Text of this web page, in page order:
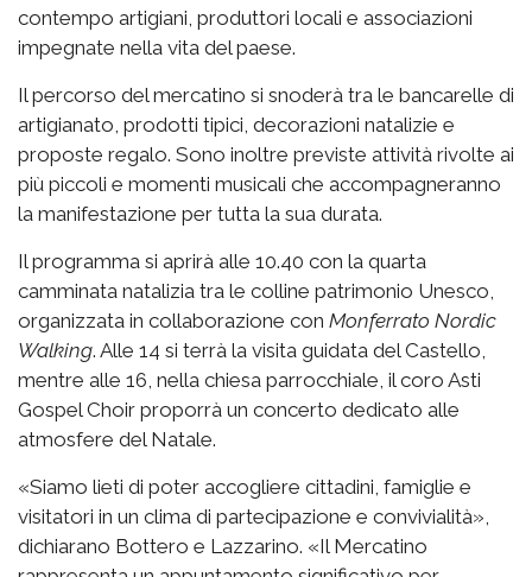
contempo artigiani, produttori locali e associazioni
impegnate nella vita del paese.
Il percorso del mercatino si snoderà tra le bancarelle di
artigianato, prodotti tipici, decorazioni natalizie e
proposte regalo. Sono inoltre previste attività rivolte ai
più piccoli e momenti musicali che accompagneranno
la manifestazione per tutta la sua durata.
Il programma si aprirà alle 10.40 con la quarta
camminata natalizia tra le colline patrimonio Unesco,
organizzata in collaborazione con Monferrato Nordic
Walking. Alle 14 si terrà la visita guidata del Castello,
mentre alle 16, nella chiesa parrocchiale, il coro Asti
Gospel Choir proporrà un concerto dedicato alle
atmosfere del Natale.
«Siamo lieti di poter accogliere cittadini, famiglie e
visitatori in un clima di partecipazione e convivialità»,
dichiarano Bottero e Lazzarino. «Il Mercatino